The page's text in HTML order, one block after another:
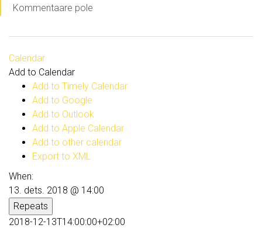
Kommentaare pole
Calendar
Add to Calendar
Add to Timely Calendar
Add to Google
Add to Outlook
Add to Apple Calendar
Add to other calendar
Export to XML
When:
13. dets. 2018 @ 14:00
Repeats
2018-12-13T14:00:00+02:00